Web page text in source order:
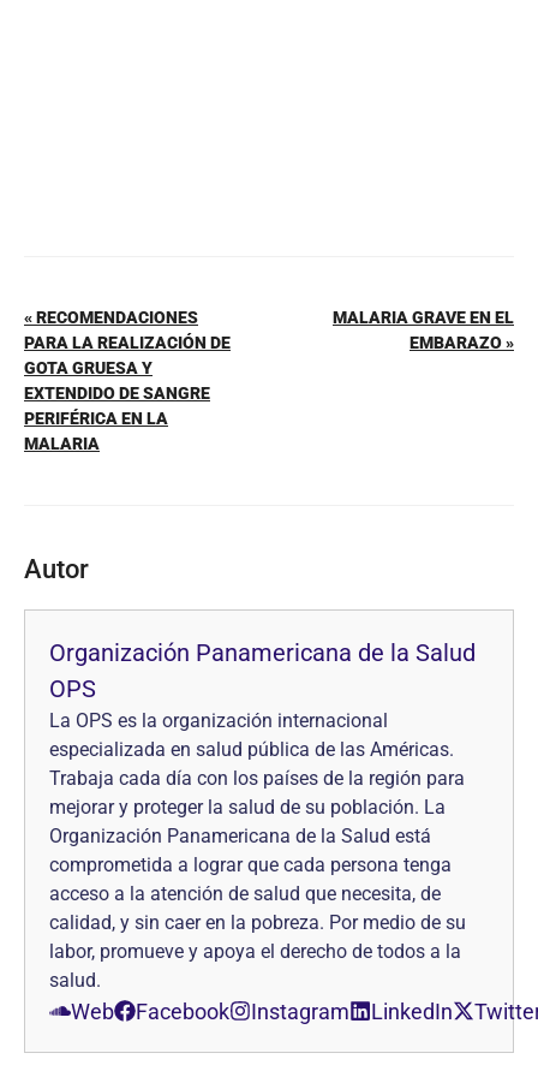
« RECOMENDACIONES
PARA LA REALIZACIÓN DE
GOTA GRUESA Y
EXTENDIDO DE SANGRE
PERIFÉRICA EN LA
MALARIA
MALARIA GRAVE EN EL
EMBARAZO »
Autor
Organización Panamericana de la Salud
OPS
La OPS es la organización internacional
especializada en salud pública de las Américas.
Trabaja cada día con los países de la región para
mejorar y proteger la salud de su población. La
Organización Panamericana de la Salud está
comprometida a lograr que cada persona tenga
acceso a la atención de salud que necesita, de
calidad, y sin caer en la pobreza. Por medio de su
labor, promueve y apoya el derecho de todos a la
salud.
Web Facebook Instagram LinkedIn